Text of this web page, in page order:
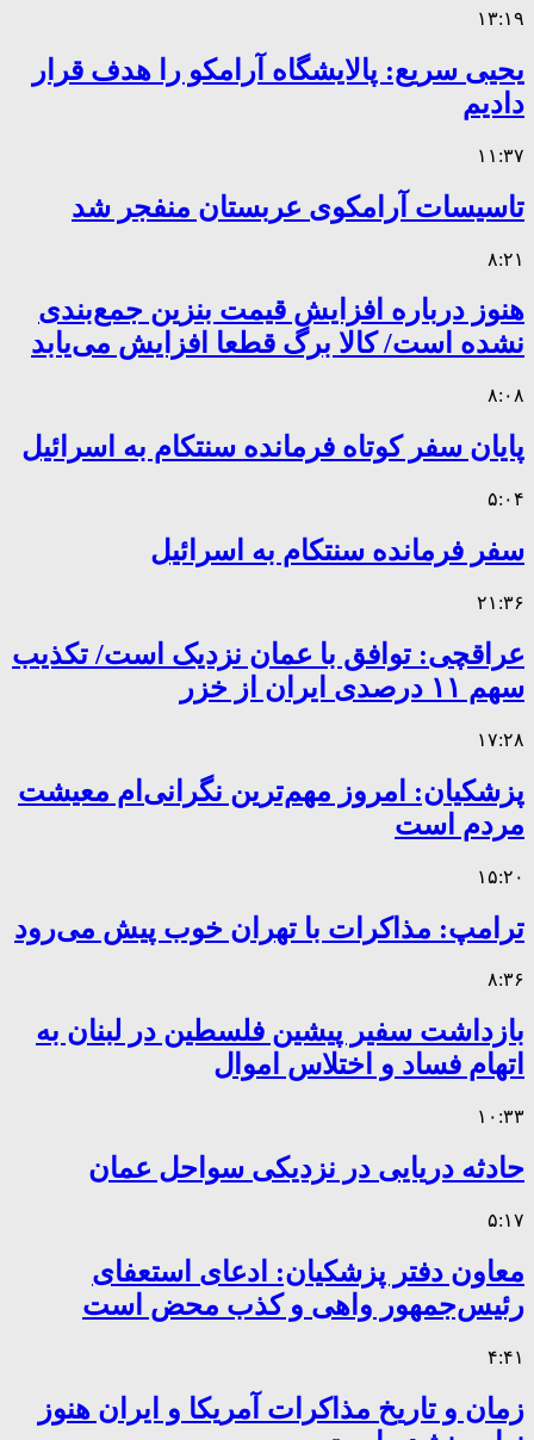
۱۳:۱۹
یحیی سریع: پالایشگاه آرامکو را هدف قرار
دادیم
۱۱:۳۷
تاسیسات آرامکوی عربستان منفجر شد
۸:۲۱
هنوز درباره افزایش قیمت بنزین جمع‌بندی
نشده است/ کالا برگ قطعا افزایش می‌یابد
۸:۰۸
پایان سفر کوتاه فرمانده سنتکام به اسرائیل
۵:۰۴
سفر فرمانده سنتکام به اسرائیل
۲۱:۳۶
عراقچی: توافق با عمان نزدیک است/ تکذیب
سهم ۱۱ درصدی ایران از خزر
۱۷:۲۸
پزشکیان: امروز مهم‌ترین نگرانی‌ام معیشت
مردم است
۱۵:۲۰
ترامپ: مذاکرات با تهران خوب پیش می‌رود
۸:۳۶
بازداشت سفیر پیشین فلسطین در لبنان به
اتهام فساد و اختلاس اموال
۱۰:۳۳
حادثه دریایی در نزدیکی سواحل عمان
۵:۱۷
معاون دفتر پزشکیان: ادعای استعفای
رئیس‌جمهور واهی و کذب محض است
۴:۴۱
زمان و تاریخ مذاکرات آمریکا و ایران هنوز